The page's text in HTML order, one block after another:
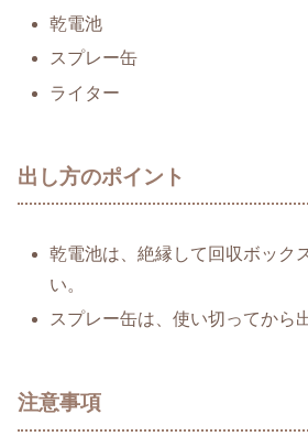
乾電池
スプレー缶
ライター
出し方のポイント
乾電池は、絶縁して回収ボック
い。
スプレー缶は、使い切ってから
注意事項